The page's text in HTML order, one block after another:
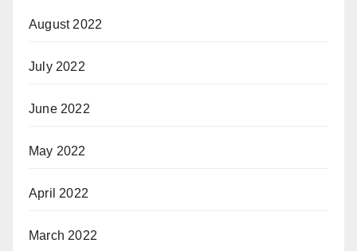
August 2022
July 2022
June 2022
May 2022
April 2022
March 2022